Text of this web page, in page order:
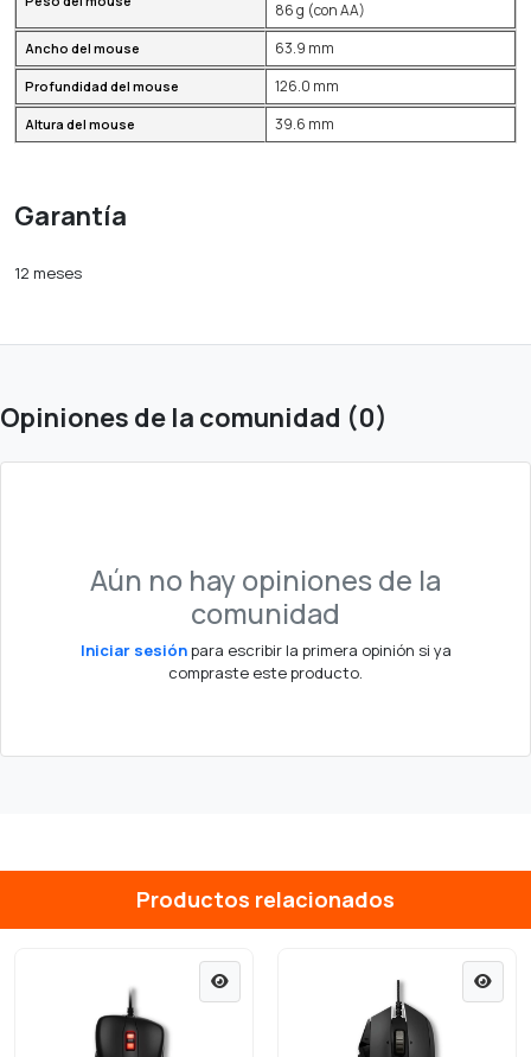
86 g (con AA)
Ancho del mouse 63.9 mm
Profundidad del mouse 126.0 mm
Altura del mouse 39.6 mm
Garantía
12 meses
Opiniones de la comunidad (0)
Aún no hay opiniones de la
comunidad
Iniciar sesiónpara escribir la primera opinión si ya
compraste este producto.
Productos relacionados